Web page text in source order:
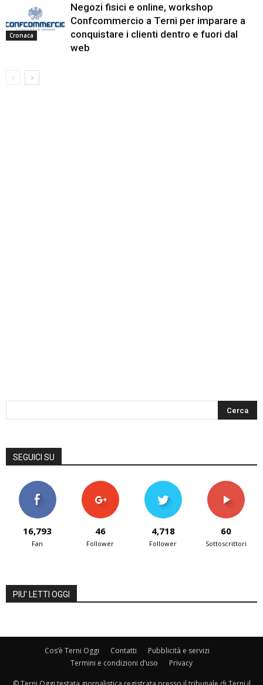
Cronaca
Negozi fisici e online, workshop
Confcommercio a Terni per imparare a
conquistare i clienti dentro e fuori dal
web
SEGUICI SU
16,793
Fan
46
Follower
4,718
Follower
60
Sottoscrittori
PIU' LETTI OGGI
Cos’è Terni Oggi Contatti
Pubblicità e servizi
Termini e condizioni d’uso
Privacy